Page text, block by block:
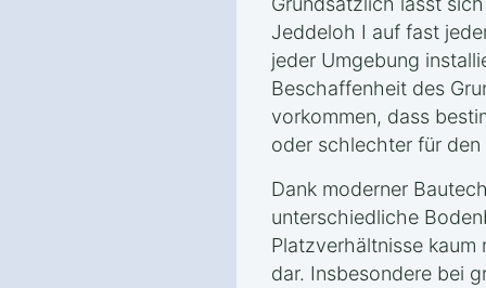
Jeddeloh I auf fast
jeder Umgebung
Beschaffenheit des
vorkommen, dass
oder schlechter für
Dank moderner
unterschiedliche
Platzverhältnisse kaum
dar. Insbesondere bei